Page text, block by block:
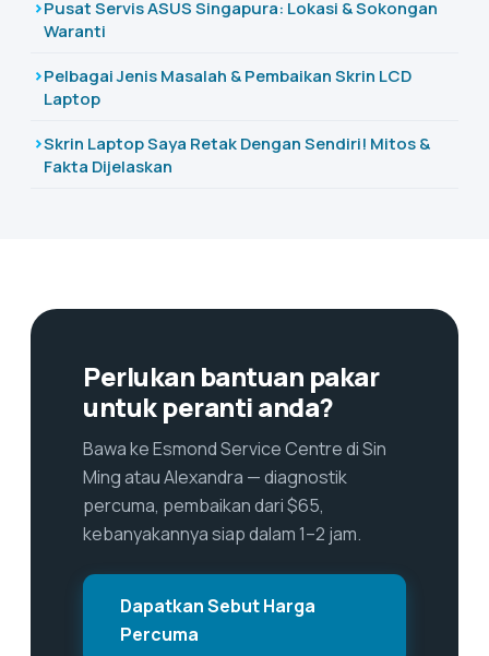
Pusat Servis ASUS Singapura: Lokasi & Sokongan
Waranti
Pelbagai Jenis Masalah & Pembaikan Skrin LCD
Laptop
Skrin Laptop Saya Retak Dengan Sendiri! Mitos &
Fakta Dijelaskan
Perlukan bantuan pakar
untuk peranti anda?
Bawa ke Esmond Service Centre di Sin
Ming atau Alexandra — diagnostik
percuma, pembaikan dari $65,
kebanyakannya siap dalam 1–2 jam.
Dapatkan Sebut Harga
Percuma